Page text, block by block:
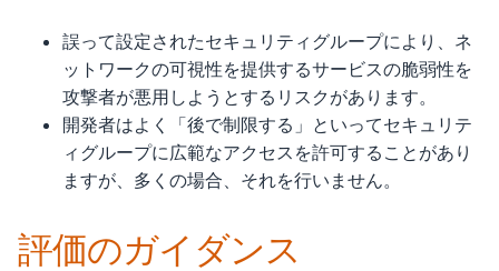
誤って設定されたセキュリティグループにより、ネ
ットワークの可視性を提供するサービスの脆弱性を
攻撃者が悪用しようとするリスクがあります。
開発者はよく「後で制限する」といってセキュリテ
ィグループに広範なアクセスを許可することがあり
ますが、多くの場合、それを行いません。
評価のガイダンス